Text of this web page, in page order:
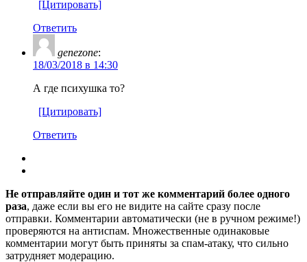
[Цитировать]
Ответить
genezone:
18/03/2018 в 14:30
А где психушка то?
[Цитировать]
Ответить
Не отправляйте один и тот же комментарий более одного
раза, даже если вы его не видите на сайте сразу после
отправки. Комментарии автоматически (не в ручном режиме!)
проверяются на антиспам. Множественные одинаковые
комментарии могут быть приняты за спам-атаку, что сильно
затрудняет модерацию.